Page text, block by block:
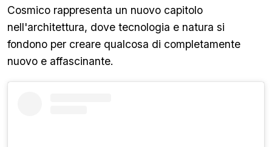
Cosmico rappresenta un nuovo capitolo
nell'architettura, dove tecnologia e natura si
fondono per creare qualcosa di completamente
nuovo e affascinante.